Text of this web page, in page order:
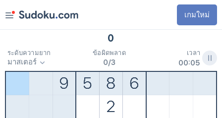
Killer
7d0
กุหลาบสีไลแลค
d0
โลกแห่งทะเลทราย
เกมใหม่
คลาสสิก Killer
โลกแห่งทะเลทราย
0
ระดับความยาก
มาสเตอร์
ข้อผิดพลาด
0/3
Awesome! เวลา
00:05